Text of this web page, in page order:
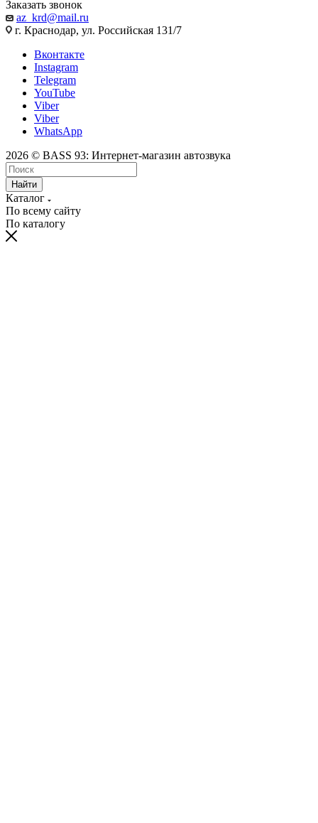
Заказать звонок
az_krd@mail.ru
г. Краснодар, ул. Российская 131/7
Вконтакте
Instagram
Telegram
YouTube
Viber
Viber
WhatsApp
2026 © BASS 93: Интернет-магазин автозвука
Найти
Каталог
По всему сайту
По каталогу